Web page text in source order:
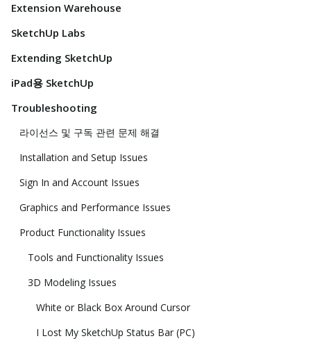
Extension Warehouse
SketchUp Labs
Extending SketchUp
iPad용 SketchUp
Troubleshooting
라이선스 및 구독 관련 문제 해결
Installation and Setup Issues
Sign In and Account Issues
Graphics and Performance Issues
Product Functionality Issues
Tools and Functionality Issues
3D Modeling Issues
White or Black Box Around Cursor
I Lost My SketchUp Status Bar (PC)